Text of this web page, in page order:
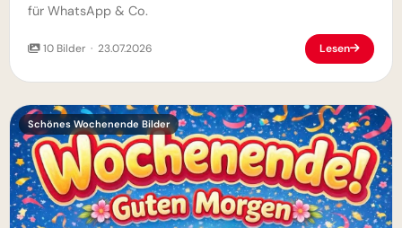
für WhatsApp & Co.
10 Bilder · 23.07.2026 Lesen
Schönes Wochenende Bilder